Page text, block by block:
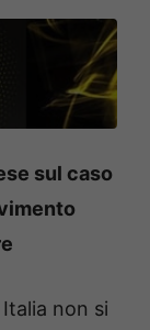
sul caso
non si